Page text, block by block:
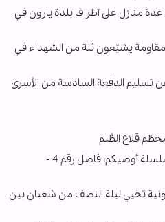
منازل على أطراف بلدة يارون في
يشيّعون ثلة من الشهداء في
تسليم الدفعة السادسة من الأسرى
قلاع الظّلم
فيديو | حزب الله ينشر من سلسلة أوصيكم؛ فاصل رقم 4 -
تحيي ليلة النصف من شعبان بين